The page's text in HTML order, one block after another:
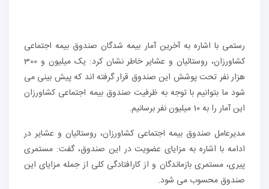
رستمی با اشاره به آخرین آمار بیمه شدگان صندوق بیمه اجتماعی
کشاورزان، روستائیان و عشایر خاطر نشان کرد: یک میلیون و 300
هزار نفر تحت پوشش این صندوق قرار گرفته اند که پیش بینی می
شود ما بتوانیم با توجه به ظرفیت صندوق بیمه اجتماعی کشاورزان
این آمار را به 10 میلیون نفر برسانیم.
مدیرعامل صندوق بیمه اجتماعی کشاورزان، روستائیان و عشایر در
ادامه با اشاره به مزایای عضویت در این صندوق، گفت: مستمری
پیری، مستمری بازماندگان و از کارافتادگی کلی از جمله مزایای این
صندوق محسوب می شود.